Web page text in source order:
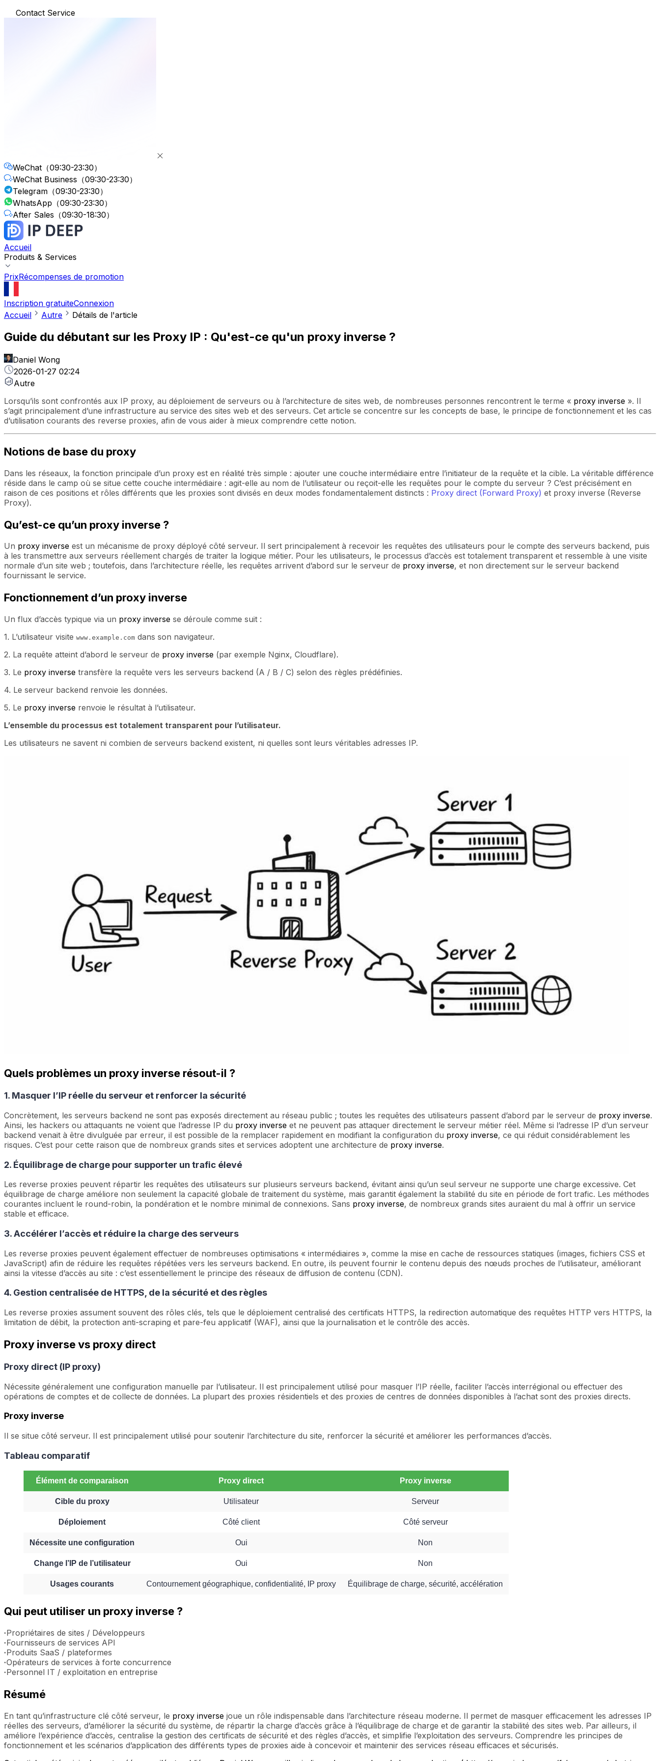
Contact Service
WeChat （09:30-23:30）
WeChat Business （09:30-23:30）
Telegram （09:30-23:30）
WhatsApp （09:30-23:30）
After Sales （09:30-18:30）
Accueil
Produits & Services
PrixRécompenses de promotion
Inscription gratuiteConnexion
Accueil
Autre Détails de l'article
Guide du débutant sur les Proxy IP : Qu'est-ce qu'un proxy inverse ?
Daniel Wong
2026-01-27 02:24
Autre
Lorsqu’ils sont confrontés aux IP proxy, au déploiement de serveurs ou à l’architecture de sites web, de nombreuses personnes rencontrent le terme « proxy inverse ». Il
s’agit principalement d’une infrastructure au service des sites web et des serveurs. Cet article se concentre sur les concepts de base, le principe de fonctionnement et les cas
d’utilisation courants des reverse proxies, afin de vous aider à mieux comprendre cette notion.
Notions de base du proxy
Dans les réseaux, la fonction principale d’un proxy est en réalité très simple : ajouter une couche intermédiaire entre l’initiateur de la requête et la cible. La véritable différence
réside dans le camp où se situe cette couche intermédiaire : agit-elle au nom de l’utilisateur ou reçoit-elle les requêtes pour le compte du serveur ? C’est précisément en
raison de ces positions et rôles différents que les proxies sont divisés en deux modes fondamentalement distincts : Proxy direct (Forward Proxy) et proxy inverse (Reverse
Proxy).
Qu’est-ce qu’un proxy inverse ?
Un proxy inverse est un mécanisme de proxy déployé côté serveur. Il sert principalement à recevoir les requêtes des utilisateurs pour le compte des serveurs backend, puis
à les transmettre aux serveurs réellement chargés de traiter la logique métier. Pour les utilisateurs, le processus d’accès est totalement transparent et ressemble à une visite
normale d’un site web ; toutefois, dans l’architecture réelle, les requêtes arrivent d’abord sur le serveur de proxy inverse, et non directement sur le serveur backend
fournissant le service.
Fonctionnement d’un proxy inverse
Un flux d’accès typique via un proxy inverse se déroule comme suit :
1. L’utilisateur visite www.example.com dans son navigateur.
2. La requête atteint d’abord le serveur de proxy inverse (par exemple Nginx, Cloudflare).
3. Le proxy inverse transfère la requête vers les serveurs backend (A / B / C) selon des règles prédéfinies.
4. Le serveur backend renvoie les données.
5. Le proxy inverse renvoie le résultat à l’utilisateur.
L’ensemble du processus est totalement transparent pour l’utilisateur.
Les utilisateurs ne savent ni combien de serveurs backend existent, ni quelles sont leurs véritables adresses IP.
Quels problèmes un proxy inverse résout-il ?
1. Masquer l’IP réelle du serveur et renforcer la sécurité
Concrètement, les serveurs backend ne sont pas exposés directement au réseau public ; toutes les requêtes des utilisateurs passent d’abord par le serveur de proxy inverse.
Ainsi, les hackers ou attaquants ne voient que l’adresse IP du proxy inverse et ne peuvent pas attaquer directement le serveur métier réel. Même si l’adresse IP d’un serveur
backend venait à être divulguée par erreur, il est possible de la remplacer rapidement en modifiant la configuration du proxy inverse, ce qui réduit considérablement les
risques. C’est pour cette raison que de nombreux grands sites et services adoptent une architecture de proxy inverse.
2. Équilibrage de charge pour supporter un trafic élevé
Les reverse proxies peuvent répartir les requêtes des utilisateurs sur plusieurs serveurs backend, évitant ainsi qu’un seul serveur ne supporte une charge excessive. Cet
équilibrage de charge améliore non seulement la capacité globale de traitement du système, mais garantit également la stabilité du site en période de fort trafic. Les méthodes
courantes incluent le round-robin, la pondération et le nombre minimal de connexions. Sans proxy inverse, de nombreux grands sites auraient du mal à offrir un service
stable et efficace.
3. Accélérer l’accès et réduire la charge des serveurs
Les reverse proxies peuvent également effectuer de nombreuses optimisations « intermédiaires », comme la mise en cache de ressources statiques (images, fichiers CSS et
JavaScript) afin de réduire les requêtes répétées vers les serveurs backend. En outre, ils peuvent fournir le contenu depuis des nœuds proches de l’utilisateur, améliorant
ainsi la vitesse d’accès au site : c’est essentiellement le principe des réseaux de diffusion de contenu (CDN).
4. Gestion centralisée de HTTPS, de la sécurité et des règles
Les reverse proxies assument souvent des rôles clés, tels que le déploiement centralisé des certificats HTTPS, la redirection automatique des requêtes HTTP vers HTTPS, la
limitation de débit, la protection anti-scraping et pare-feu applicatif (WAF), ainsi que la journalisation et le contrôle des accès.
Proxy inverse vs proxy direct
Proxy direct (IP proxy)
Nécessite généralement une configuration manuelle par l’utilisateur. Il est principalement utilisé pour masquer l’IP réelle, faciliter l’accès interrégional ou effectuer des
opérations de comptes et de collecte de données. La plupart des proxies résidentiels et des proxies de centres de données disponibles à l’achat sont des proxies directs.
Proxy inverse
Il se situe côté serveur. Il est principalement utilisé pour soutenir l’architecture du site, renforcer la sécurité et améliorer les performances d’accès.
Tableau comparatif
Élément de comparaison Proxy direct Proxy inverse
Cible du proxy Utilisateur Serveur
Déploiement Côté client Côté serveur
Nécessite une configuration Oui Non
Change l’IP de l’utilisateur Oui Non
Usages courants Contournement géographique, confidentialité, IP proxy Équilibrage de charge, sécurité, accélération
Qui peut utiliser un proxy inverse ?
·Propriétaires de sites / Développeurs
·Fournisseurs de services API
·Produits SaaS / plateformes
·Opérateurs de services à forte concurrence
·Personnel IT / exploitation en entreprise
Résumé
En tant qu’infrastructure clé côté serveur, le proxy inverse joue un rôle indispensable dans l’architecture réseau moderne. Il permet de masquer efficacement les adresses IP
réelles des serveurs, d’améliorer la sécurité du système, de répartir la charge d’accès grâce à l’équilibrage de charge et de garantir la stabilité des sites web. Par ailleurs, il
améliore l’expérience d’accès, centralise la gestion des certificats de sécurité et des règles d’accès, et simplifie l’exploitation des serveurs. Comprendre les principes de
fonctionnement et les scénarios d’application des différents types de proxies aide à concevoir et maintenir des services réseau efficaces et sécurisés.